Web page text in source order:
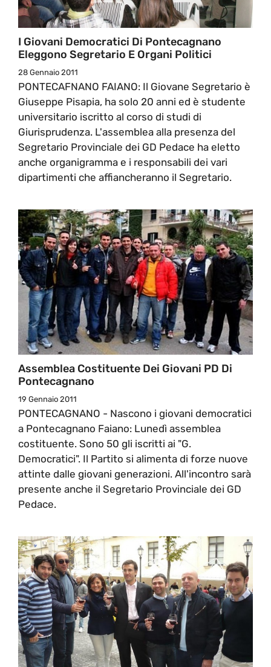
I Giovani Democratici Di Pontecagnano
Eleggono Segretario E Organi Politici
28 Gennaio 2011
PONTECAFNANO FAIANO: Il Giovane Segretario è
Giuseppe Pisapia, ha solo 20 anni ed è studente
universitario iscritto al corso di studi di
Giurisprudenza. L'assemblea alla presenza del
Segretario Provinciale dei GD Pedace ha eletto
anche organigramma e i responsabili dei vari
dipartimenti che affiancheranno il Segretario.
Assemblea Costituente Dei Giovani PD Di
Pontecagnano
19 Gennaio 2011
PONTECAGNANO - Nascono i giovani democratici
a Pontecagnano Faiano: Lunedì assemblea
costituente. Sono 50 gli iscritti ai "G.
Democratici". Il Partito si alimenta di forze nuove
attinte dalle giovani generazioni. All'incontro sarà
presente anche il Segretario Provinciale dei GD
Pedace.